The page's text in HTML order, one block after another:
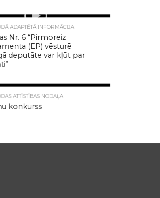
ADAPTĒTĀ INFORMĀCIJA
Nr. 6 “Pirmoreiz
(EP) vēsturē
deputāte var kļūt par
ATTĪSTĪBAS NODAĻA
konkurss